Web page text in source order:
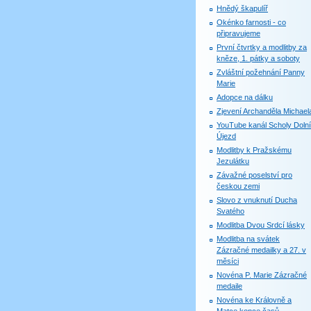
Hnědý škapulíř
Okénko farnosti - co
připravujeme
První čtvrtky a modlitby za
kněze, 1. pátky a soboty
Zvláštní požehnání Panny
Marie
Adopce na dálku
Zjevení Archanděla
YouTube kanál Scholy Dolní
Újezd
Modlitby k Pražskému
Jezulátku
Závažné poselství pro
českou zemi
Slovo z vnuknutí Ducha
Svatého
Modlitba Dvou Srdcí lásky
Modlitba na svátek
Zázračné medailky a 27. v
měsíci
Novéna P. Marie Zázračné
medaile
Novéna ke Královně a